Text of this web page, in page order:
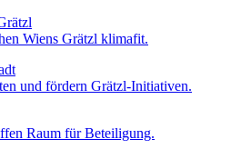
Wiens Grätzl klimafit.
und fördern Grätzl-Initiativen.
Raum für Beteiligung.